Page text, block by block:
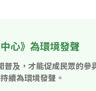
心》為環境發聲
普及，才能促成民眾的參
續為環境發聲。